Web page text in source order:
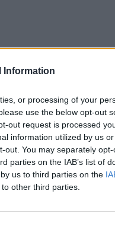
Information
or processing of your
use the below opt-out
out request is processed
information utilized by us
You may separately
parties on the IAB’s list of
us to third parties on the
other third parties.